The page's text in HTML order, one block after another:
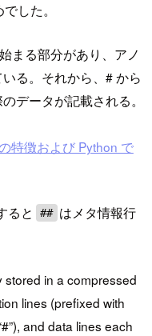
した。
まる部分があり、アノ
る。それから、# から
データが記載される。
特徴および Python で
ると ## はメタ情報行
stored in a compressed
lines (prefixed with
and data lines each